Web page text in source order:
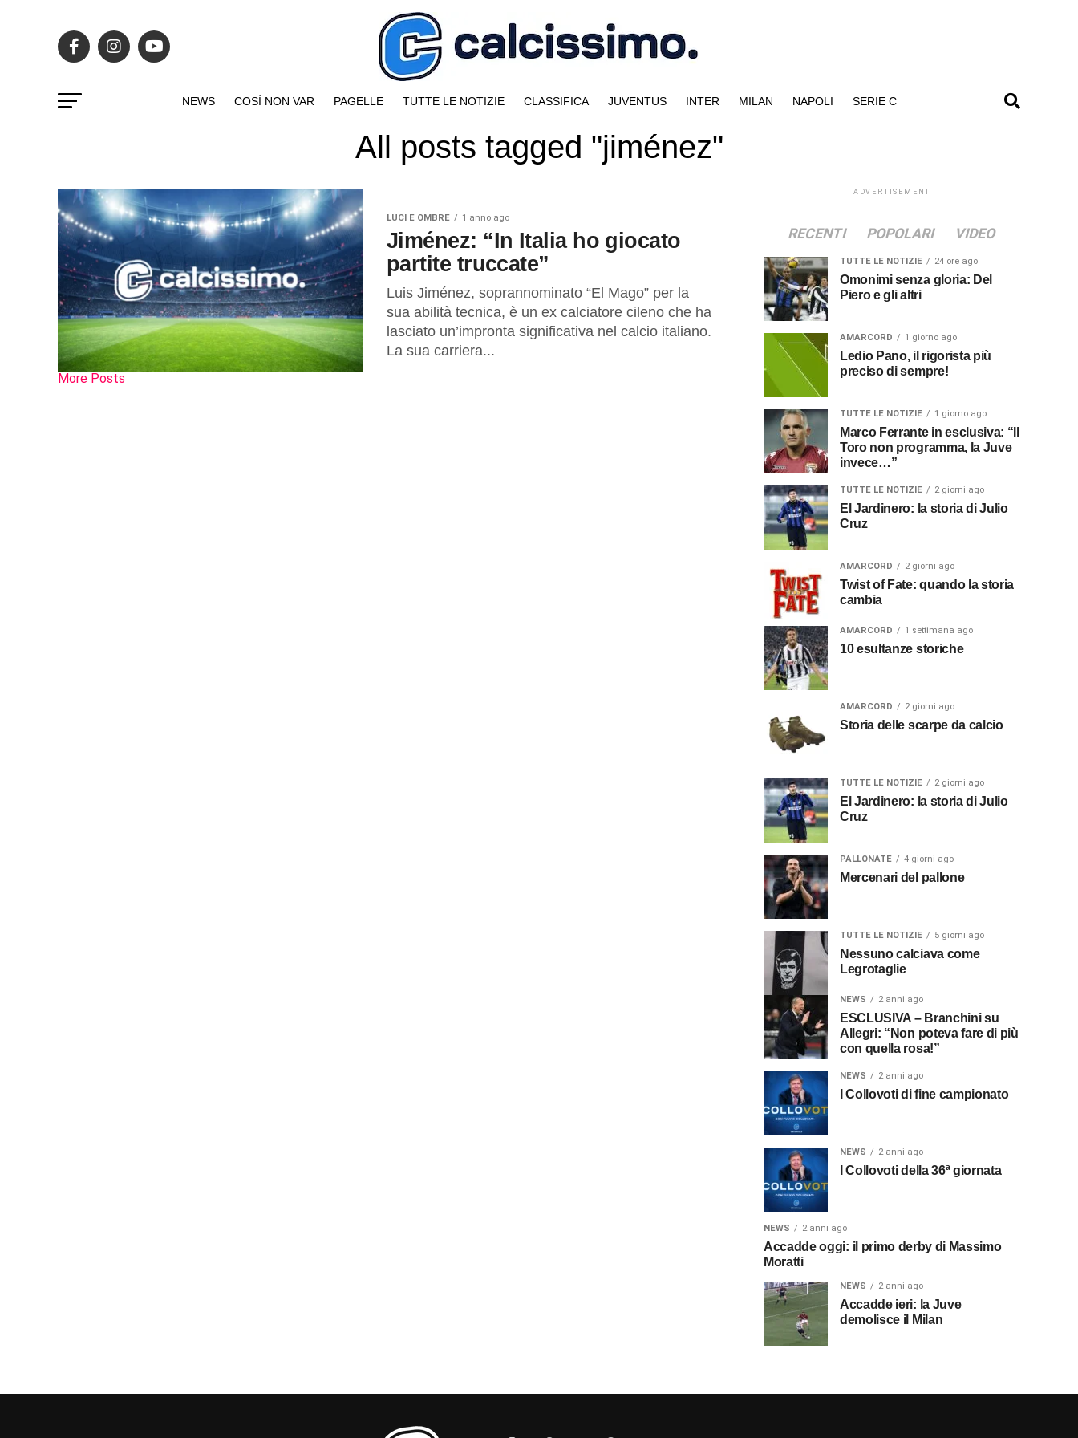
NEWS COSÌ NON VAR PAGELLE TUTTE LE NOTIZIE CLASSIFICA JUVENTUS INTER MILAN NAPOLI SERIE C
All posts tagged "jiménez"
LUCI E OMBRE 1 anno ago
Jiménez: “In Italia ho giocato
partite truccate”
Luis Jiménez, soprannominato “El Mago” per la
sua abilità tecnica, è un ex calciatore cileno che ha
lasciato un’impronta significativa nel calcio italiano.
La sua carriera...
More Posts
ADVERTISEMENT
RECENTI POPOLARI VIDEO
TUTTE LE NOTIZIE 24 ore ago
Omonimi senza gloria: Del
Piero e gli altri
AMARCORD 1 giorno ago
Ledio Pano, il rigorista più
preciso di sempre!
TUTTE LE NOTIZIE 1 giorno ago
Marco Ferrante in esclusiva: “Il
Toro non programma, la Juve
invece…”
TUTTE LE NOTIZIE 2 giorni ago
El Jardinero: la storia di Julio
Cruz
AMARCORD 2 giorni ago
Twist of Fate: quando la storia
cambia
AMARCORD 1 settimana ago
10 esultanze storiche
AMARCORD 2 giorni ago
Storia delle scarpe da calcio
TUTTE LE NOTIZIE 2 giorni ago
El Jardinero: la storia di Julio
Cruz
PALLONATE 4 giorni ago
Mercenari del pallone
TUTTE LE NOTIZIE 5 giorni ago
Nessuno calciava come
Legrotaglie
NEWS 2 anni ago
ESCLUSIVA – Branchini su
Allegri: “Non poteva fare di più
con quella rosa!”
NEWS 2 anni ago
I Collovoti di fine campionato
NEWS 2 anni ago
I Collovoti della 36ª giornata
NEWS 2 anni ago
Accadde oggi: il primo derby di Massimo
Moratti
NEWS 2 anni ago
Accadde ieri: la Juve
demolisce il Milan